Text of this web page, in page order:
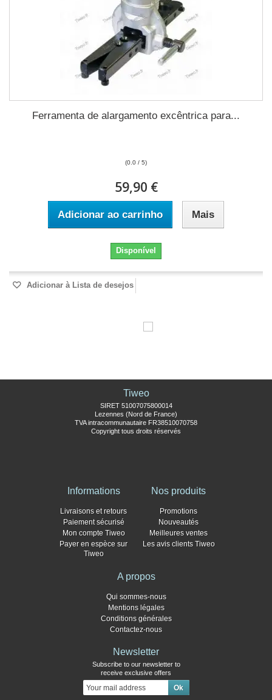
Ferramenta de alargamento excêntrica para...
(0.0 / 5)
59,90 €
Adicionar ao carrinho Mais
Disponível
Adicionar à Lista de desejos
Tiweo
SIRET 51007075800014
Lezennes (Nord de France)
TVA intracommunautaire FR38510070758
Copyright tous droits réservés
Informations
Livraisons et retours
Paiement sécurisé
Mon compte Tiweo
Payer en espèce sur
Tiweo
Nos produits
Promotions
Nouveautés
Meilleures ventes
Les avis clients Tiweo
A propos
Qui sommes-nous
Mentions légales
Conditions générales
Contactez-nous
Newsletter
Subscribe to our newsletter to
receive exclusive offers